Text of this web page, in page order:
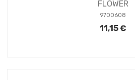
FLOWER
9700608
11,15 €